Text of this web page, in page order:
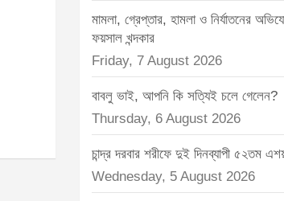
মামলা, গ্রেপ্তার, হামলা ও নির্যাতনের
ফয়সাল খন্দকার
Friday, 7 August 2026
বাবলু ভাই, আপনি কি সত্যিই চলে গেলেন?
Thursday, 6 August 2026
চান্দ্র দরবার শরীফে দুই দিনব্যাপী ৫২তম
Wednesday, 5 August 2026